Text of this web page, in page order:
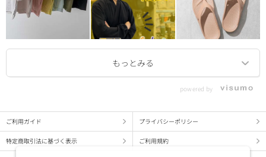
powered by
ご利用ガイド プライバシーポリシー
特定商取引法に基づく表示 ご利用規約